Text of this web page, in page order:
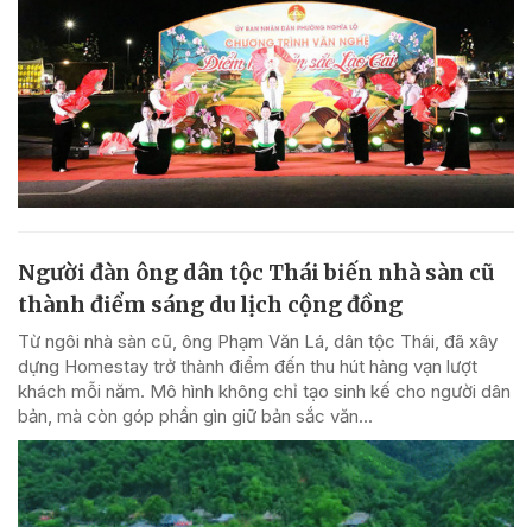
Người đàn ông dân tộc Thái biến nhà sàn cũ
thành điểm sáng du lịch cộng đồng
Từ ngôi nhà sàn cũ, ông Phạm Văn Lá, dân tộc Thái, đã xây
dựng Homestay trở thành điểm đến thu hút hàng vạn lượt
khách mỗi năm. Mô hình không chỉ tạo sinh kế cho người dân
bản, mà còn góp phần gìn giữ bản sắc văn...